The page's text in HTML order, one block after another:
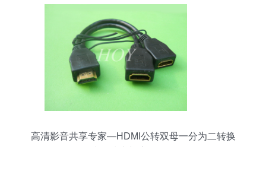
高清影音共享专家—HDMI公转双母一分为二转换